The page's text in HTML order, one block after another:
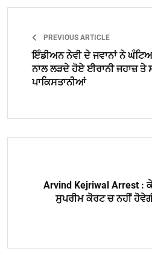
PREVIOUS ARTICLE
ਇੰਡੀਅਨ ਨੇਵੀ ਦੇ ਜਵਾਨਾਂ ਨੇ
ਨਾਲ ਲੜਦੇ ਹੋਏ ਈਰਾਨੀ ਜਹਾਜ਼ ਤੇ
ਪਾਕਿਸਤਾਨੀਆਂ
Arvind Kejriwal Arrest :
ਸੁਪਰੀਮ ਕੋਰਟ ਚ ਨਹੀਂ